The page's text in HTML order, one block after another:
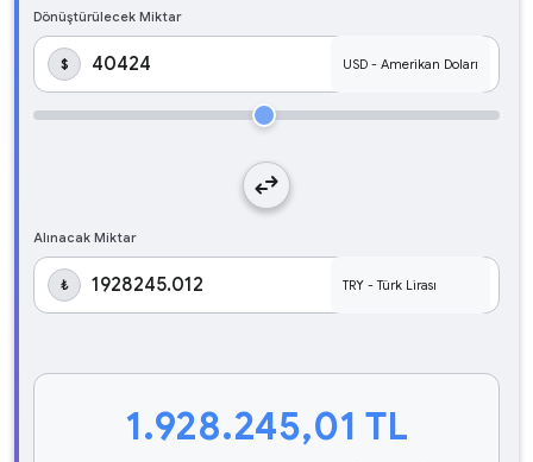
Dönüştürülecek Miktar
$
swap_horiz
Alınacak Miktar
₺
1.928.245,01 TL